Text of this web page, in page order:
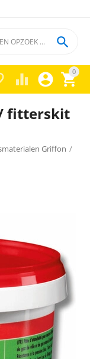
0




fitterskit
Griffon /